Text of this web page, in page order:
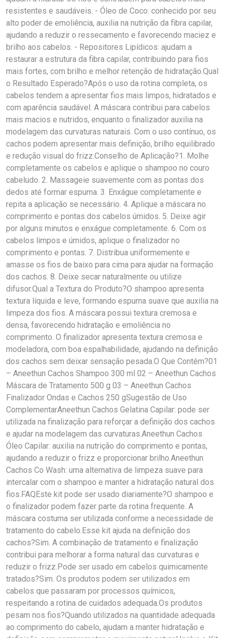
resistentes e saudáveis. - Óleo de Coco: conhecido por seu
alto poder de emoliência, auxilia na nutrição da fibra capilar,
ajudando a reduzir o ressecamento e favorecendo maciez e
brilho aos cabelos. - Repositores Lipídicos: ajudam a
restaurar a estrutura da fibra capilar, contribuindo para fios
mais fortes, com brilho e melhor retenção de hidratação.Qual
o Resultado Esperado?Após o uso da rotina completa, os
cabelos tendem a apresentar fios mais limpos, hidratados e
com aparência saudável. A máscara contribui para cabelos
mais macios e nutridos, enquanto o finalizador auxilia na
modelagem das curvaturas naturais. Com o uso contínuo, os
cachos podem apresentar mais definição, brilho equilibrado
e redução visual do frizz.Conselho de Aplicação?1. Molhe
completamente os cabelos e aplique o shampoo no couro
cabeludo. 2. Massageie suavemente com as pontas dos
dedos até formar espuma. 3. Enxágue completamente e
repita a aplicação se necessário. 4. Aplique a máscara no
comprimento e pontas dos cabelos úmidos. 5. Deixe agir
por alguns minutos e enxágue completamente. 6. Com os
cabelos limpos e úmidos, aplique o finalizador no
comprimento e pontas. 7. Distribua uniformemente e
amasse os fios de baixo para cima para ajudar na formação
dos cachos. 8. Deixe secar naturalmente ou utilize
difusor.Qual a Textura do Produto?O shampoo apresenta
textura líquida e leve, formando espuma suave que auxilia na
limpeza dos fios. A máscara possui textura cremosa e
densa, favorecendo hidratação e emoliência no
comprimento. O finalizador apresenta textura cremosa e
modeladora, com boa espalhabilidade, ajudando na definição
dos cachos sem deixar sensação pesada.O Que Contém?01
– Aneethun Cachos Shampoo 300 ml 02 – Aneethun Cachos
Máscara de Tratamento 500 g 03 – Aneethun Cachos
Finalizador Ondas e Cachos 250 gSugestão de Uso
ComplementarAneethun Cachos Gelatina Capilar: pode ser
utilizada na finalização para reforçar a definição dos cachos
e ajudar na modelagem das curvaturas.Aneethun Cachos
Óleo Capilar: auxilia na nutrição do comprimento e pontas,
ajudando a reduzir o frizz e proporcionar brilho.Aneethun
Cachos Co Wash: uma alternativa de limpeza suave para
intercalar com o shampoo e manter a hidratação natural dos
fios.FAQEste kit pode ser usado diariamente?O shampoo e
o finalizador podem fazer parte da rotina frequente. A
máscara costuma ser utilizada conforme a necessidade de
tratamento do cabelo.Esse kit ajuda na definição dos
cachos?Sim. A combinação de tratamento e finalização
contribui para melhorar a forma natural das curvaturas e
reduzir o frizz.Pode ser usado em cabelos quimicamente
tratados?Sim. Os produtos podem ser utilizados em
cabelos que passaram por processos químicos,
respeitando a rotina de cuidados adequada.Os produtos
pesam nos fios?Quando utilizados na quantidade adequada
ao comprimento do cabelo, ajudam a manter hidratação e